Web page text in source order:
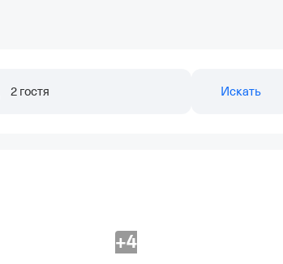
2 гостя Искать
+4